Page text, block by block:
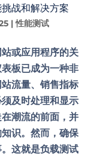
战和解决方案
|性能测试
或应用程序的关
板已成为一种非
流量、销售指标
及时处理和显示
潮流的前面，并
识。然而，确保
这就是负载测试